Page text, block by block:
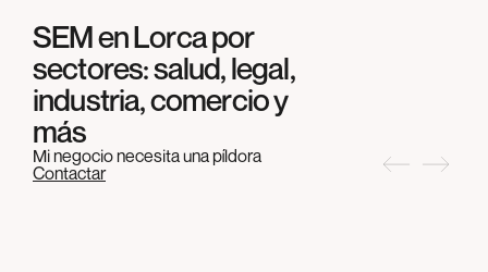
SEM enLorcapor
sectores: salud, legal,
industria, comercio y
más
Mi negocio necesita una píldora
Contactar